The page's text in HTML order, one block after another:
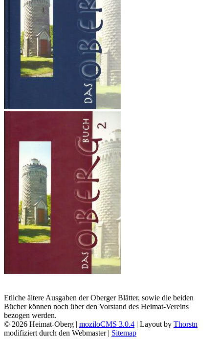
Etliche ältere Ausgaben der Oberger Blätter, sowie die beiden
Bücher können noch über den Vorstand des Heimat-Vereins
bezogen werden.
© 2026 Heimat-Oberg | moziloCMS 3.0.4 | Layout by Thorstn
modifiziert durch den Webmaster | Sitemap